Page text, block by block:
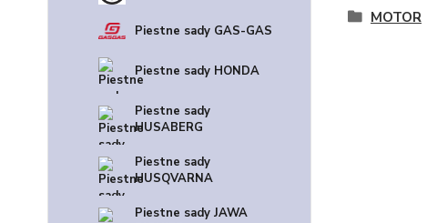
Piestne sady GAS-GAS
Piestne sady HONDA
Piestne sady
HUSABERG
Piestne sady
HUSQVARNA
Piestne sady JAWA
MOTOR